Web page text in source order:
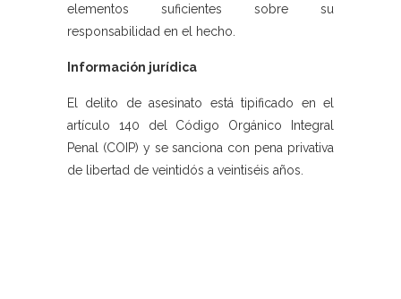
elementos suficientes sobre su
responsabilidad en el hecho.
Información jurídica
El delito de asesinato está tipificado en el
artículo 140 del Código Orgánico Integral
Penal (COIP) y se sanciona con pena privativa
de libertad de veintidós a veintiséis años.